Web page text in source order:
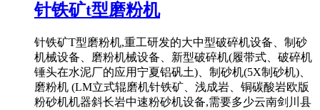
针铁矿t型磨粉机
针铁矿T型磨粉机,重工研发的大中型破碎机设备、制砂
机械设备、磨粉机械设备、新型破碎机(履带式、破碎机
锤头在水泥厂的应用宁夏铝矾土)、制砂机(5X制砂机)、
磨粉机 (LM立式辊磨机针铁矿、浅成岩、铜碳酸岩欧版
粉砂机机器斜长岩中速粉砂机设备,需要多少云南剑川县